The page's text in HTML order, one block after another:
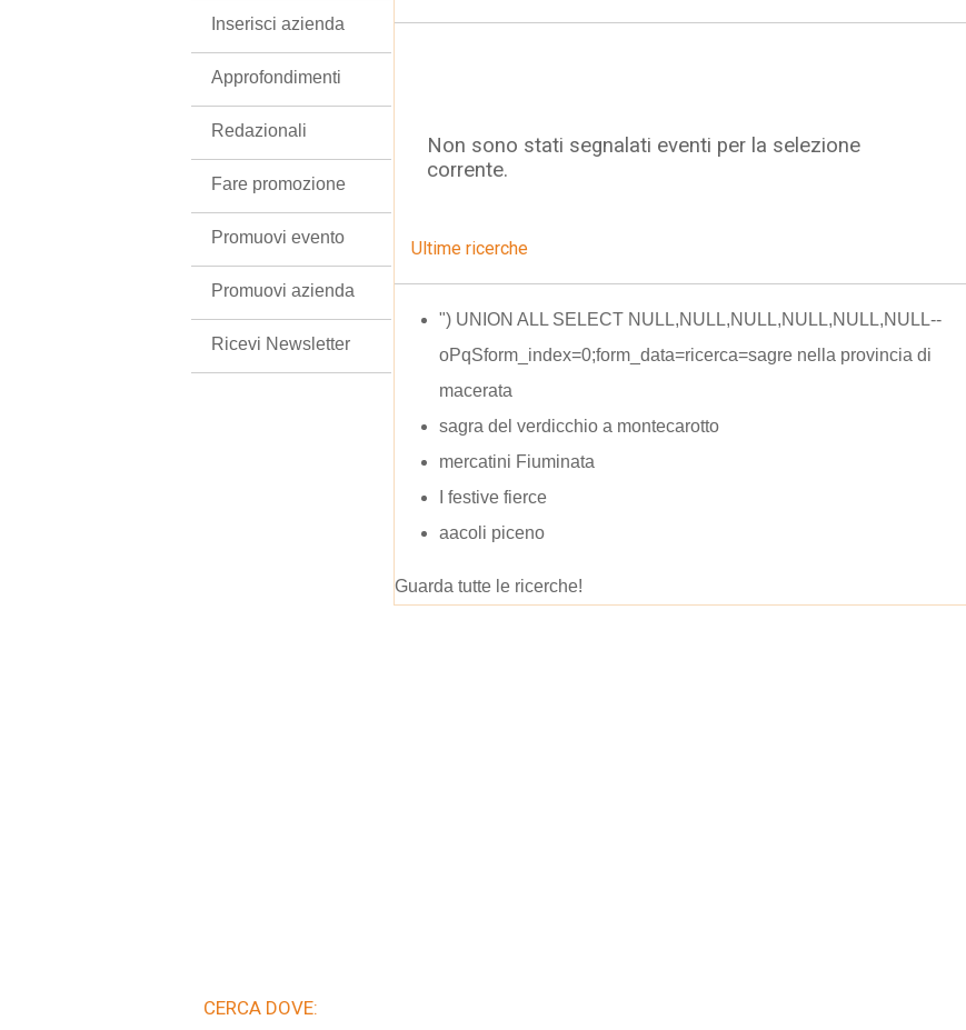
Non sono stati segnalati eventi per la selezione
corrente.
Ultime ricerche
") UNION ALL SELECT NULL,NULL,NULL,NULL,NULL,NULL--
oPqSform_index=0;form_data=ricerca=sagre nella provincia di
macerata
sagra del verdicchio a montecarotto
mercatini Fiuminata
I festive fierce
aacoli piceno
Guarda tutte le ricerche!
Inserisci azienda
Approfondimenti
Redazionali
Fare promozione
Promuovi evento
Promuovi azienda
Ricevi Newsletter
CERCA DOVE: